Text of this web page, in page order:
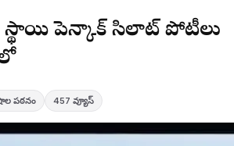
స్థాయి పెన్కాక్ సిలాట్ పోటీలు
పఠనం 457 వ్యూస్